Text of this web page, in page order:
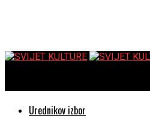
Urednikov izbor